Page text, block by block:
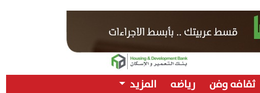
ثقافه وفن رياضه المزيد